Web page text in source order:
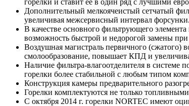
горелки и ставит ее в один ряд с лучшими
Дополнительный мелкоячеистый сетчатый
увеличивая межсервисный интервал форсунки.
В качестве основного фильтрующего
возможность быстрой и недорогой замены
Воздушная магистраль первичного (сжатого)
смолообразование, повышает КПД и
Наличие фильтра-влагоотделителя в системе
горелки более стабильной с любым типом
Конструкция камеры предварительного
Горелки комплектуются не только
С октября 2014 г. горелки NORTEC имеют